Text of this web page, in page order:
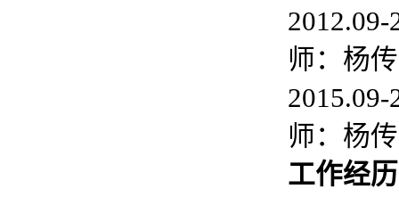
师：杨
师：杨
工作经